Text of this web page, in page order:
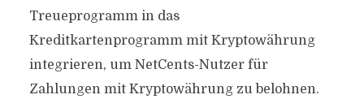
Treueprogramm in das
Kreditkartenprogramm mit Kryptowährung
integrieren, um NetCents-Nutzer für
Zahlungen mit Kryptowährung zu belohnen.